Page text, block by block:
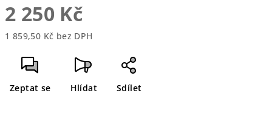
2 250 Kč
1 859,50 Kč bez DPH
cena:
Zeptat se Hlídat Sdílet